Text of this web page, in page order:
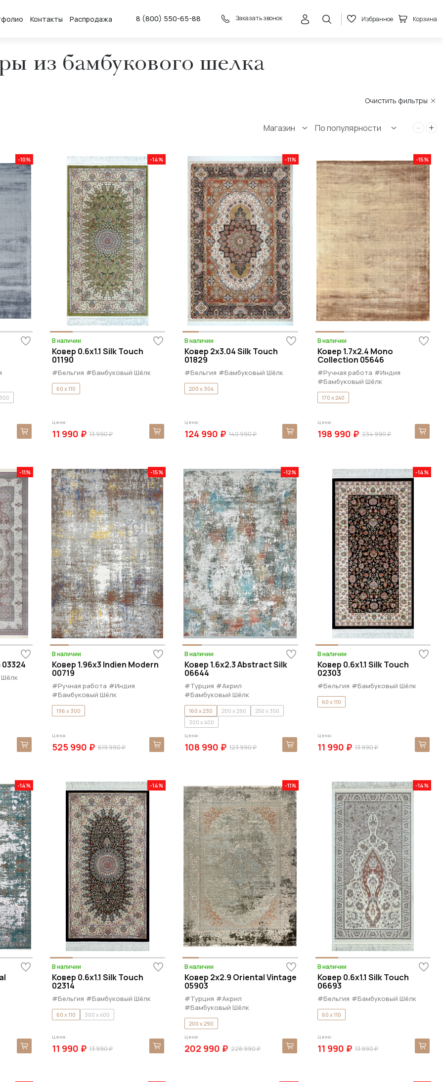
Контакты Распродажа 8 (800) 550-65-88 Заказать звонок Избранное Корзина
из бамбукового шелка
Очистить фильтры
Магазин По популярности
-10% -14%
В наличии
Ковер 0.6x1.1 Silk Touch
01190
#Бельгия #Бамбуковый Шёлк
60 x 110
Цена:
13 990 ₽
11 990 ₽
-11%
В наличии
Ковер 2x3.04 Silk Touch
01829
#Бельгия #Бамбуковый Шёлк
200 x 304
Цена:
140 990 ₽
124 990 ₽
-15%
В наличии
Ковер 1.7x2.4 Mono
Collection 05646
#Ручная работа #Индия
#Бамбуковый Шёлк
170 x 240
Цена:
234 990 ₽
198 990 ₽
-11% -15%
В наличии
Ковер 1.96x3 Indien Modern
00719
#Ручная работа #Индия
#Бамбуковый Шёлк
196 x 300
Цена:
619 990 ₽
525 990 ₽
-12%
В наличии
Ковер 1.6x2.3 Abstract Silk
06644
#Турция #Акрил
#Бамбуковый Шёлк
160 x 230 200 x 290
250 x 350
300 x 400
Цена:
123 990 ₽
108 990 ₽
-14%
В наличии
Ковер 0.6x1.1 Silk Touch
02303
#Бельгия #Бамбуковый Шёлк
60 x 110
Цена:
13 990 ₽
11 990 ₽
-14% -14%
В наличии
Ковер 0.6x1.1 Silk Touch
02314
#Бельгия #Бамбуковый Шёлк
60 x 110 300 x 400
Цена:
13 990 ₽
11 990 ₽
-11%
В наличии
Ковер 2x2.9 Oriental Vintage
05903
#Турция #Акрил
#Бамбуковый Шёлк
200 x 290
Цена:
228 990 ₽
202 990 ₽
-14%
В наличии
Ковер 0.6x1.1 Silk Touch
06693
#Бельгия #Бамбуковый Шёлк
60 x 110
Цена:
13 990 ₽
11 990 ₽